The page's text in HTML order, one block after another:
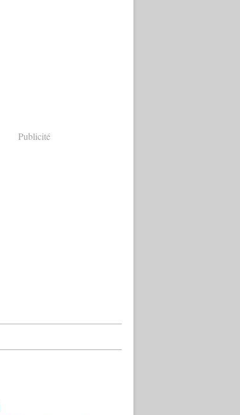
Publicité